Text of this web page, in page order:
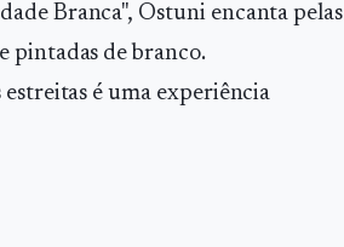
Branca", Ostuni encanta pelas
pintadas de branco.
é uma experiência